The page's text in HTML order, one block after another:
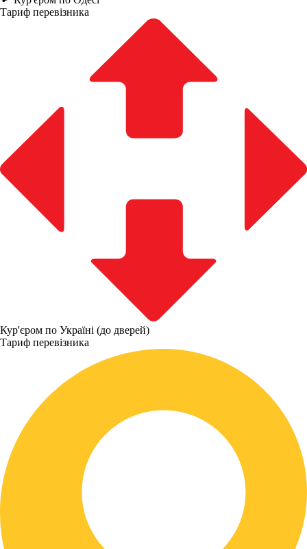
Тариф перевізника
Кур'єром по Україні (до дверей)
Тариф перевізника